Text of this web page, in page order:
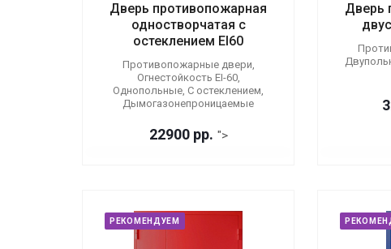
Дверь противопожарная
одностворчатая с
остеклением EI60
Противопожарные двери,
Огнестойкость EI-60,
Однопольные, С остеклением,
Дымогазонепроницаемые
22900 рр. ">
Дверь
РЕКОМЕНДУЕМ